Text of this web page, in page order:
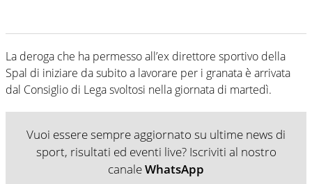
La deroga che ha permesso all’ex direttore sportivo della
Spal di iniziare da subito a lavorare per i granata è arrivata
dal Consiglio di Lega svoltosi nella giornata di martedì.
Vuoi essere sempre aggiornato su ultime news di
sport, risultati ed eventi live? Iscriviti al nostro
canaleWhatsApp